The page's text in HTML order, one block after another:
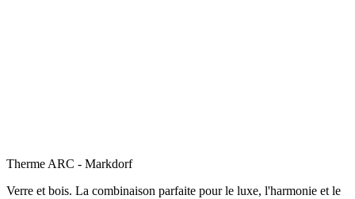
Therme ARC - Markdorf
Verre et bois. La combinaison parfaite pour le luxe, l'harmonie et le